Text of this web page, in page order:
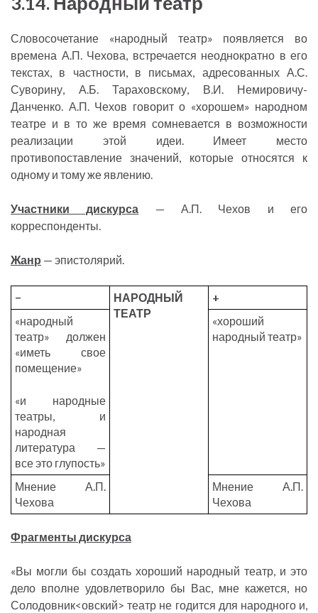
Словосочетание «народный театр» появляется во
времена А.П. Чехова, встречается неоднократно в его
текстах, в частности, в письмах, адресованных А.С.
Суворину, А.Б. Тараховскому, В.И. Немировичу-
Данченко. А.П. Чехов говорит о «хорошем» народном
театре и в то же время сомневается в возможности
реализации этой идеи. Имеет место
противопоставление значений, которые относятся к
одному и тому же явлению.
Участники дискурса — А.П. Чехов и его
корреспонденты.
Жанр — эпистолярий.
−
НАРОДНЫЙ
ТЕАТР
+
«народный
театр» должен
«иметь свое
помещение»
«и народные
театры, и
народная
литература —
все это глупость»
«хороший
народный театр»
Мнение А.П.
Чехова
Мнение А.П.
Чехова
Фрагменты дискурса
«Вы могли бы создать хороший народный театр, и это
дело вполне удовлетворило бы Вас, мне кажется, но
Солодовник<овский> театр не годится для народного и,